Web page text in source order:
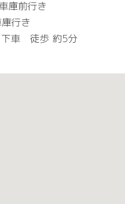
庫前行き
行き
車 徒歩 約5分